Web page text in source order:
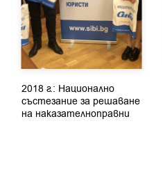
2018 г.: Национално
състезание за решаване
на наказателноправни